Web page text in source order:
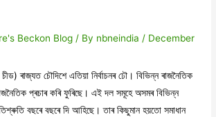
Beckon Blog / By nbneindia / December
ৰাজ্যত চৌদিশে এতিয়া নিৰ্বাচনৰ ঢৌ। বিভিন্ন ৰাজনৈতিক
প্ৰচাৰ কৰি ফুৰিছে। এই দল সমূহে অসমৰ বিভিন্ন
বছৰে বছৰে দি আহিছে। তাৰ কিছুমান হয়তো সমাধান